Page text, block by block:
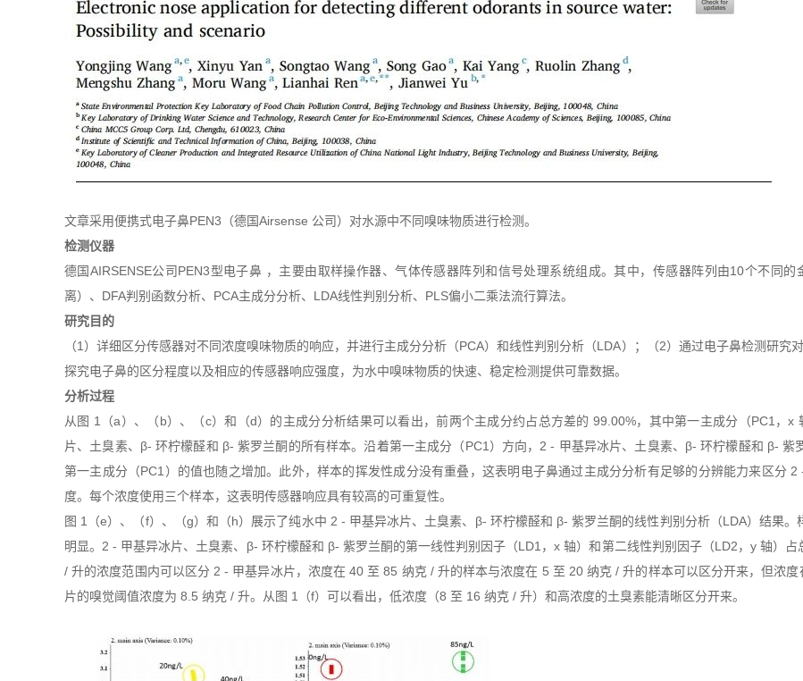
文章采用便携式电子鼻PEN3（德国Airsense 公司）对水源中不同嗅味物质进行检测。
检测仪器
德国AIRSENSE公司PEN3型电子鼻 ，主要由取样操作器、气体传感器阵列和信号处理系统组成。其中，传感器阵列由10个不同
离）、DFA判别函数分析、PCA主成分分析、LDA线性判别分析、PLS偏小二乘法流行算法。
研究目的
（1）详细区分传感器对不同浓度嗅味物质的响应，并进行主成分分析（PCA）和线性判别分析（LDA）；（2）通过电子鼻检测研究
探究电子鼻的区分程度以及相应的传感器响应强度，为水中嗅味物质的快速、稳定检测提供可靠数据。
分析过程
从图 1（a）、（b）、（c）和（d）的主成分分析结果可以看出，前两个主成分约占总方差的 99.00%，其中第一主成分（PC1，
片、土臭素、β- 环柠檬醛和 β- 紫罗兰酮的所有样本。沿着第一主成分（PC1）方向，2 - 甲基异冰片、土臭素、β- 环柠檬醛和 β- 紫
第一主成分（PC1）的值也随之增加。此外，样本的挥发性成分没有重叠，这表明电子鼻通过主成分分析有足够的分辨能力来区分
度。每个浓度使用三个样本，这表明传感器响应具有较高的可重复性。
图 1（e）、（f）、（g）和（h）展示了纯水中 2 - 甲基异冰片、土臭素、β- 环柠檬醛和 β- 紫罗兰酮的线性判别分析（LDA）结果
明显。2 - 甲基异冰片、土臭素、β- 环柠檬醛和 β- 紫罗兰酮的第一线性判别因子（LD1，x 轴）和第二线性判别因子（LD2，y 轴）
/ 升的浓度范围内可以区分 2 - 甲基异冰片，浓度在 40 至 85 纳克 / 升的样本与浓度在 5 至 20 纳克 / 升的样本可以区分开来，但浓
片的嗅觉阈值浓度为 8.5 纳克 / 升。从图 1（f）可以看出，低浓度（8 至 16 纳克 / 升）和高浓度的土臭素能清晰区分开来。